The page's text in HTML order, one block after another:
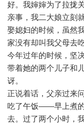
好。我婶婶为了拉拢
亲事，我二大娘立刻
娶媳妇的时候，虽然
家没有却叫我父母去
今年过年的时候，坚
带着她的两个儿子和
讶。
正说着话，父亲过来
吃了午饭——早上煮
去。过了两个小时，